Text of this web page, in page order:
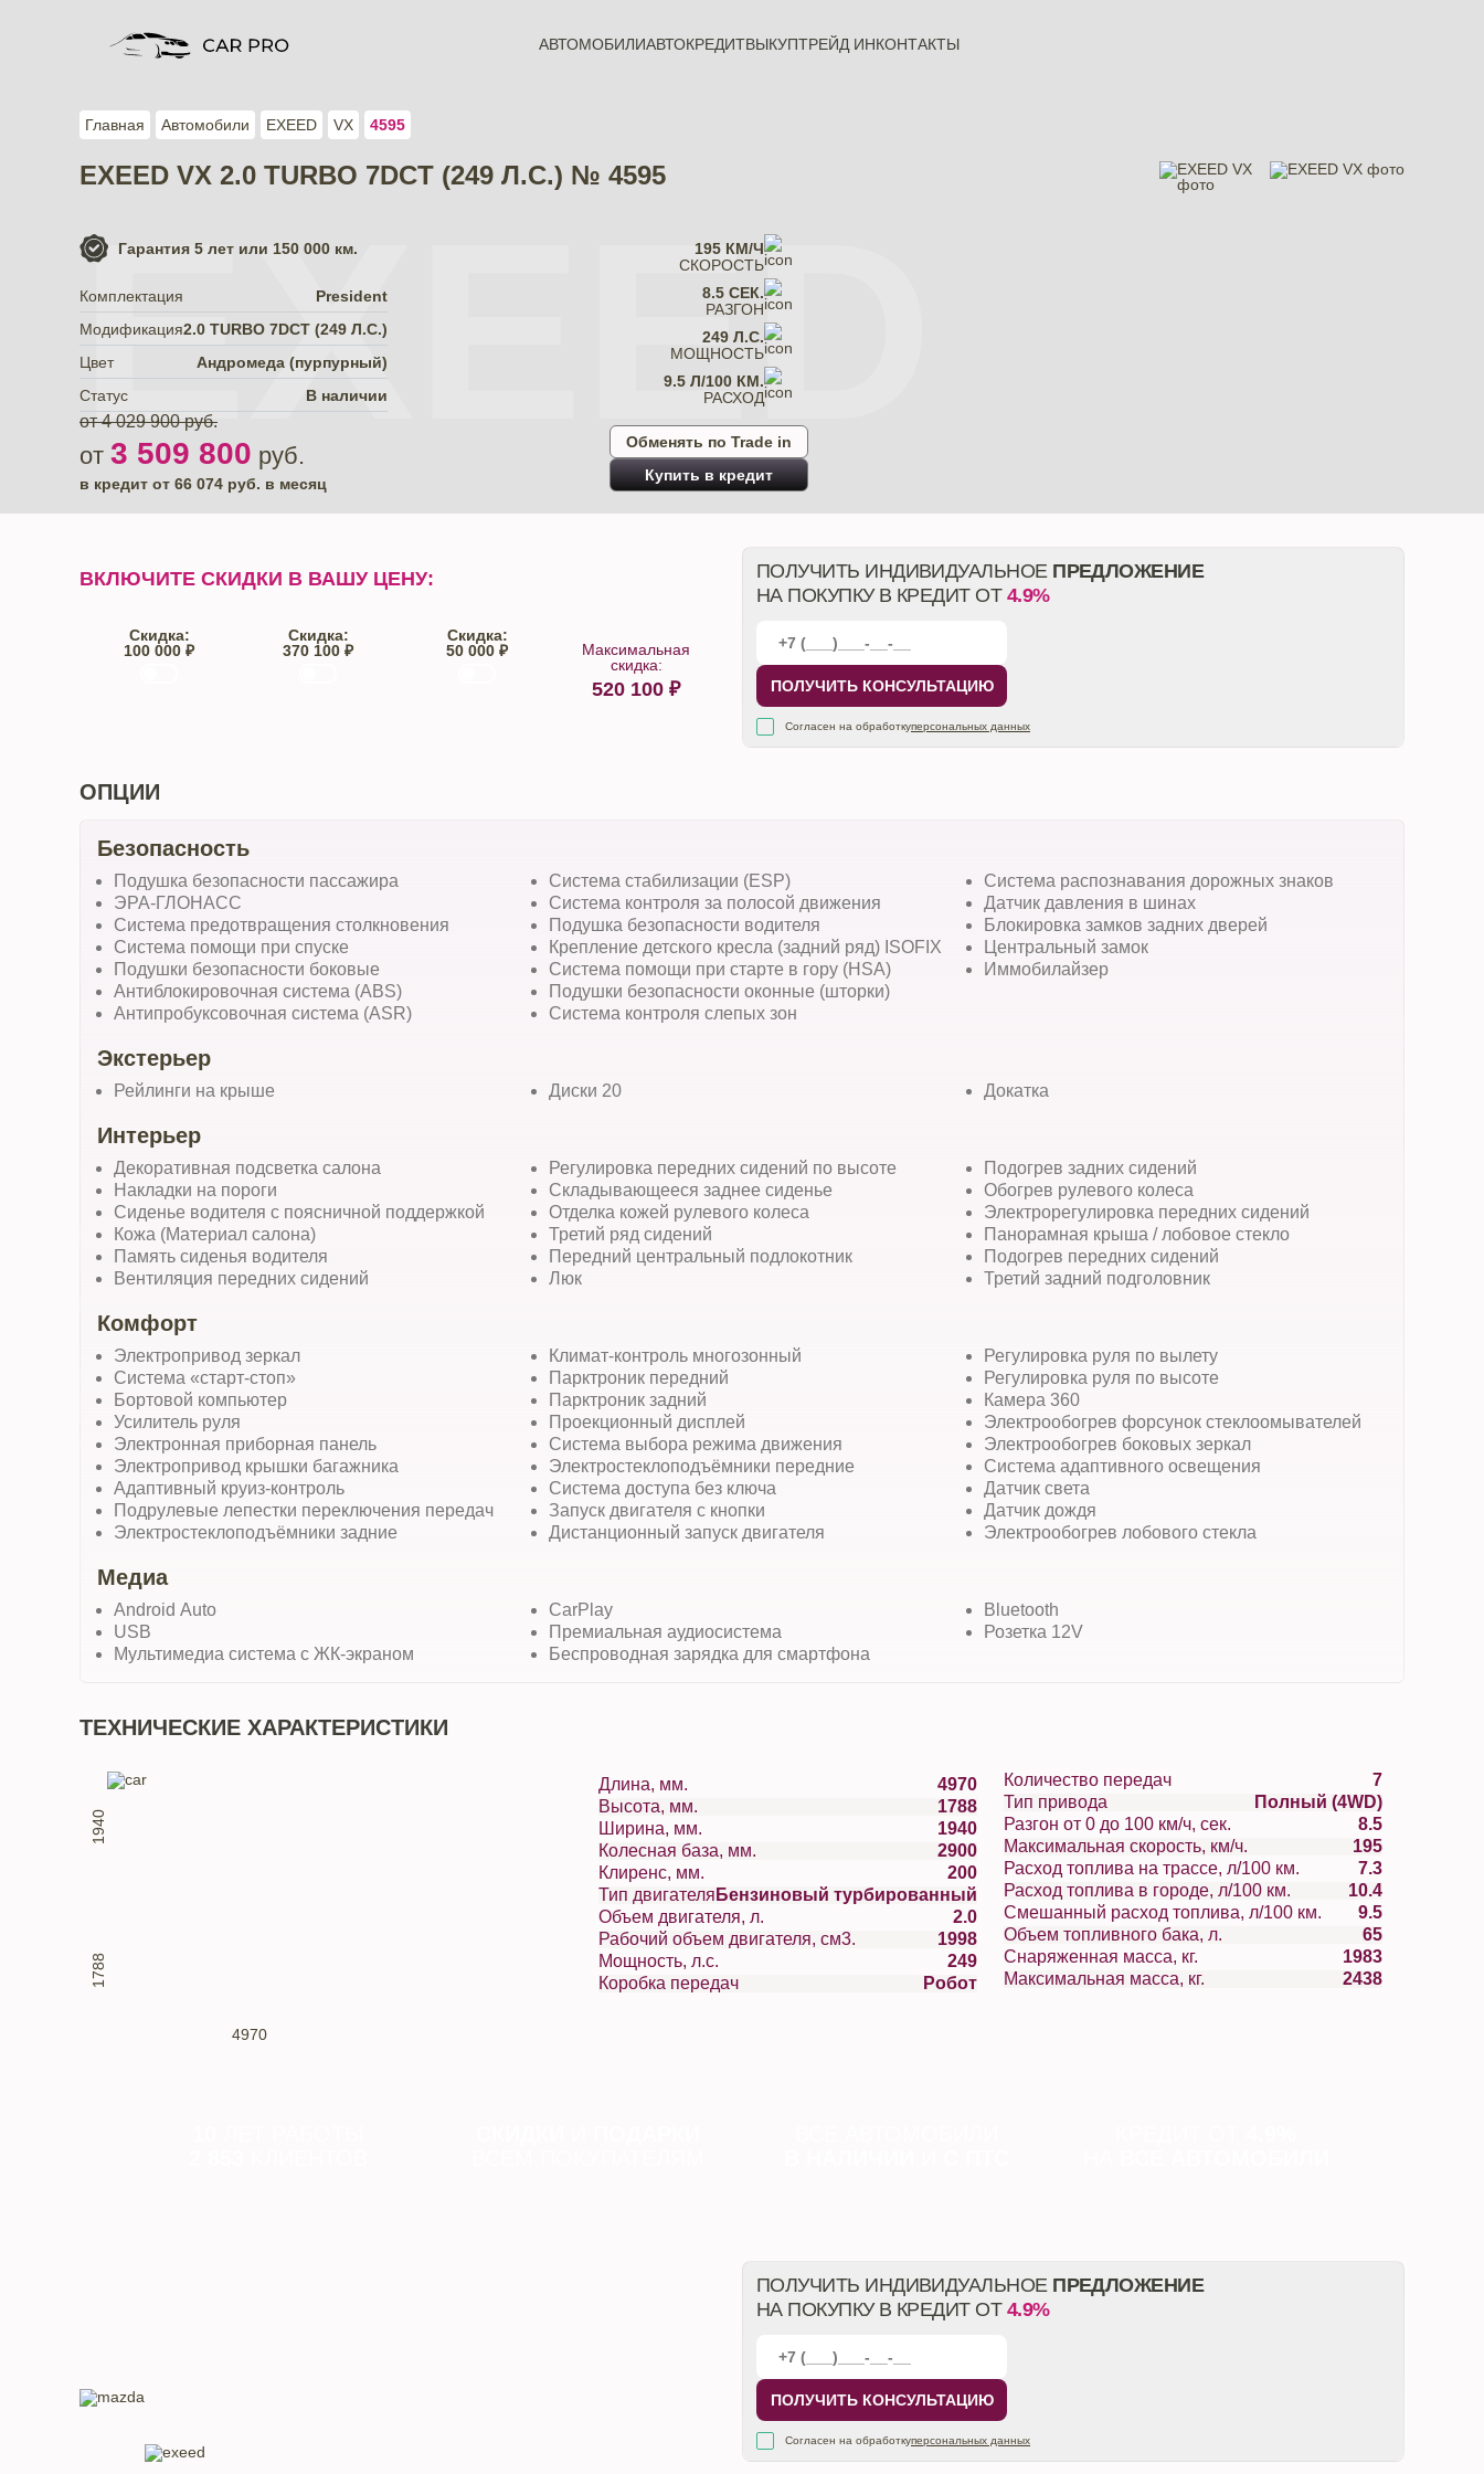
АВТОМОБИЛИАВТОКРЕДИТВЫКУПТРЕЙД ИНКОНТАКТЫ
Главная Автомобили EXEED VX 4595
EXEED
EXEED VX 2.0 TURBO 7DCT (249 Л.С.) № 4595
Гарантия 5 лет или 150 000 км.
Комплектация
President
Модификация2.0 TURBO 7DCT (249 Л.С.)
Цвет
Андромеда (пурпурный)
Статус
В наличии
от 4 029 900 руб.
от 3 509 800 руб.
в кредит от 66 074 руб. в месяц
195 КМ/Ч
СКОРОСТЬ
8.5 СЕК.
РАЗГОН
249 Л.С.
МОЩНОСТЬ
9.5 Л/100 КМ.
РАСХОД
Обменять по Trade in
Купить в кредит
ВКЛЮЧИТЕ СКИДКИ В ВАШУ ЦЕНУ:
Скидка:
100 000 ₽
Скидка:
370 100 ₽
Скидка:
50 000 ₽
Максимальная
скидка:
520 100 ₽
ПОЛУЧИТЬ ИНДИВИДУАЛЬНОЕ ПРЕДЛОЖЕНИЕ
НА ПОКУПКУ В КРЕДИТ ОТ 4.9%
ПОЛУЧИТЬ КОНСУЛЬТАЦИЮ
Согласен на обработкуперсональных данных
ОПЦИИ
Безопасность
Подушка безопасности пассажира
ЭРА-ГЛОНАСС
Система предотвращения столкновения
Система помощи при спуске
Подушки безопасности боковые
Антиблокировочная система (ABS)
Антипробуксовочная система (ASR)
Система стабилизации (ESP)
Система контроля за полосой движения
Подушка безопасности водителя
Крепление детского кресла (задний ряд) ISOFIX
Система помощи при старте в гору (HSA)
Подушки безопасности оконные (шторки)
Система контроля слепых зон
Система распознавания дорожных знаков
Датчик давления в шинах
Блокировка замков задних дверей
Центральный замок
Иммобилайзер
Экстерьер
Рейлинги на крыше Диски 20 Докатка
Интерьер
Декоративная подсветка салона
Накладки на пороги
Сиденье водителя с поясничной поддержкой
Кожа (Материал салона)
Память сиденья водителя
Вентиляция передних сидений
Регулировка передних сидений по высоте
Складывающееся заднее сиденье
Отделка кожей рулевого колеса
Третий ряд сидений
Передний центральный подлокотник
Люк
Подогрев задних сидений
Обогрев рулевого колеса
Электрорегулировка передних сидений
Панорамная крыша / лобовое стекло
Подогрев передних сидений
Третий задний подголовник
Комфорт
Электропривод зеркал
Система «старт-стоп»
Бортовой компьютер
Усилитель руля
Электронная приборная панель
Электропривод крышки багажника
Адаптивный круиз-контроль
Подрулевые лепестки переключения передач
Электростеклоподъёмники задние
Климат-контроль многозонный
Парктроник передний
Парктроник задний
Проекционный дисплей
Система выбора режима движения
Электростеклоподъёмники передние
Система доступа без ключа
Запуск двигателя с кнопки
Дистанционный запуск двигателя
Регулировка руля по вылету
Регулировка руля по высоте
Камера 360
Электрообогрев форсунок стеклоомывателей
Электрообогрев боковых зеркал
Система адаптивного освещения
Датчик света
Датчик дождя
Электрообогрев лобового стекла
Медиа
Android Auto
USB
Мультимедиа система с ЖК-экраном
CarPlay
Премиальная аудиосистема
Беспроводная зарядка для смартфона
Bluetooth
Розетка 12V
ТЕХНИЧЕСКИЕ ХАРАКТЕРИСТИКИ
4970
1788
1940
Длина, мм.
4970
Высота, мм.
1788
Ширина, мм.
1940
Колесная база, мм.
2900
Клиренс, мм.
200
Тип двигателя Бензиновый турбированный
Объем двигателя, л.
2.0
Рабочий объем двигателя, см3.
1998
Мощность, л.с.
249
Коробка передач
Робот
Количество передач
7
Тип привода
Полный (4WD)
Разгон от 0 до 100 км/ч, сек.
8.5
Максимальная скорость, км/ч.
195
Расход топлива на трассе, л/100 км.
7.3
Расход топлива в городе, л/100 км.
10.4
Смешанный расход топлива, л/100 км.
9.5
Объем топливного бака, л.
65
Снаряженная масса, кг.
1983
Максимальная масса, кг.
2438
ПОЛУЧИТЬ ИНДИВИДУАЛЬНОЕ ПРЕДЛОЖЕНИЕ
НА ПОКУПКУ В КРЕДИТ ОТ 4.9%
ПОЛУЧИТЬ КОНСУЛЬТАЦИЮ
Согласен на обработкуперсональных данных